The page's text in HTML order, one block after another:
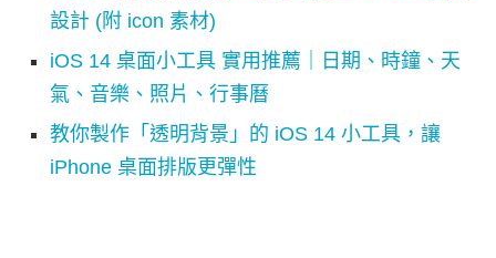
設計 (附 icon 素材)
iOS 14 桌面小工具 實用推薦｜日期、時鐘、天
氣、音樂、照片、行事曆
教你製作「透明背景」的 iOS 14 小工具，讓
iPhone 桌面排版更彈性